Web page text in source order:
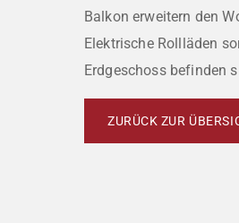
Balkon erweitern den
Elektrische Rollläden
Erdgeschoss befinden
ZURÜCK ZUR